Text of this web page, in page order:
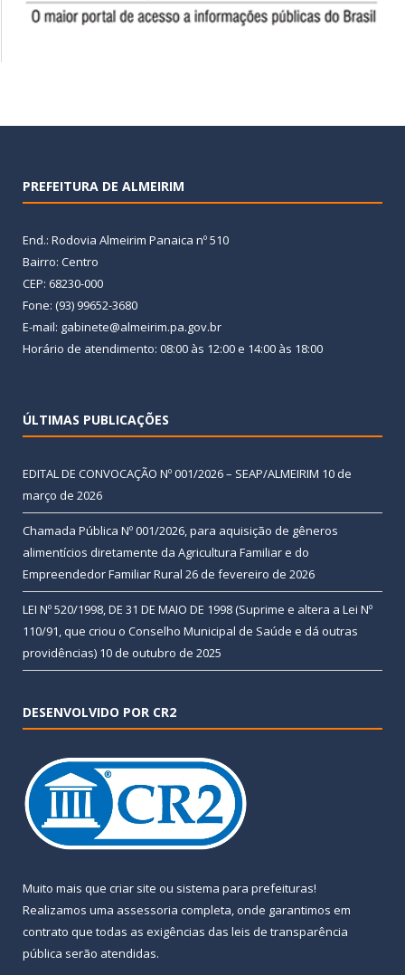
PREFEITURA DE ALMEIRIM
End.: Rodovia Almeirim Panaica nº 510
Bairro: Centro
CEP: 68230-000
Fone: (93) 99652-3680
E-mail: gabinete@almeirim.pa.gov.br
Horário de atendimento: 08:00 às 12:00 e 14:00 às 18:00
ÚLTIMAS PUBLICAÇÕES
EDITAL DE CONVOCAÇÃO Nº 001/2026 – SEAP/ALMEIRIM 10 de
março de 2026
Chamada Pública Nº 001/2026, para aquisição de gêneros
alimentícios diretamente da Agricultura Familiar e do
Empreendedor Familiar Rural 26 de fevereiro de 2026
LEI Nº 520/1998, DE 31 DE MAIO DE 1998 (Suprime e altera a Lei Nº
110/91, que criou o Conselho Municipal de Saúde e dá outras
providências) 10 de outubro de 2025
DESENVOLVIDO POR CR2
Muito mais que criar site ou sistema para prefeituras!
Realizamos uma assessoria completa, onde garantimos em
contrato que todas as exigências das leis de transparência
pública serão atendidas.